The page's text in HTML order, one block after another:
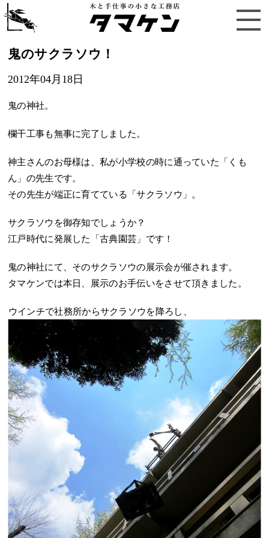
鬼のサクラソウ！
2012年04月18日
鬼の神社。
欄干工事も無事に完了しました。
神主さんのお母様は、私が小学校の時に通っていた「くも
ん」の先生です。
その先生が端正に育てている「サクラソウ」。
サクラソウを御存知でしょうか？
江戸時代に発展した「古典園芸」です！
鬼の神社にて、そのサクラソウの展示会が催されます。
タマケンでは本日、展示のお手伝いをさせて頂きました。
ウインチで社務所からサクラソウを降ろし、